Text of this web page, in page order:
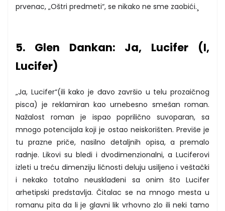
prvenac, „Oštri predmeti“, se nikako ne sme zaobići.¸
5. Glen Dankan: Ja, Lucifer (I,
Lucifer)
„Ja, Lucifer“(ili kako je đavo završio u telu prozaičnog
pisca) je reklamiran kao urnebesno smešan roman.
Nažalost roman je ispao poprilično suvoparan, sa
mnogo potencijala koji je ostao neiskorišten. Previše je
tu prazne priče, nasilno detaljnih opisa, a premalo
radnje. Likovi su bledi i dvodimenzionalni, a Luciferovi
izleti u treću dimenziju ličnosti deluju usiljeno i veštački
i nekako totalno neusklađeni sa onim što Lucifer
arhetipski predstavlja. Čitalac se na mnogo mesta u
romanu pita da li je glavni lik vrhovno zlo ili neki tamo